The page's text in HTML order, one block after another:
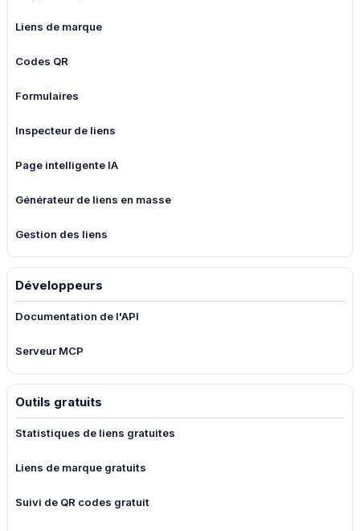
Liens de marque
Codes QR
Formulaires
Inspecteur de liens
Page intelligente IA
Générateur de liens en masse
Gestion des liens
Développeurs
Documentation de l'API
Serveur MCP
Outils gratuits
Statistiques de liens gratuites
Liens de marque gratuits
Suivi de QR codes gratuit